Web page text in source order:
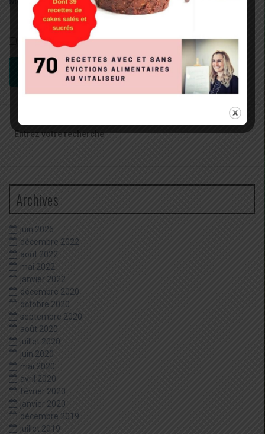
Rester connecté
CONNEXION
Recherche
pour
Archives
juin 2026
décembre 2022
août 2022
mai 2022
janvier 2022
décembre 2020
octobre 2020
septembre 2020
août 2020
juillet 2020
juin 2020
mai 2020
avril 2020
février 2020
janvier 2020
décembre 2019
juillet 2019